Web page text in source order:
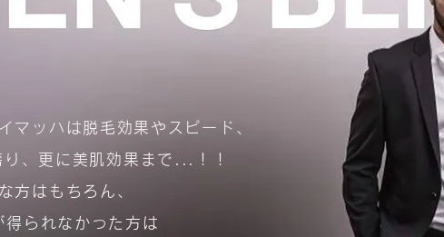
マッハは脱毛効果やスピード、
り、更に美肌効果まで...！！
方はもちろん、
得られなかった方は